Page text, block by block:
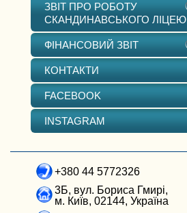
ЗВІТ ПРО РОБОТУ
СКАНДИНАВСЬКОГО ЛІЦЕЮ
ФІНАНСОВИЙ ЗВІТ
КОНТАКТИ
FACEBOOK
INSTAGRAM
+380 44 5772326
3Б, вул. Бориса Гмирі,
м. Київ, 02144, Україна